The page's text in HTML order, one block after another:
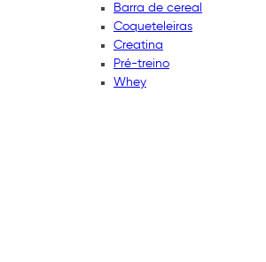
Barra de cereal
Coqueteleiras
Creatina
Pré-treino
Whey